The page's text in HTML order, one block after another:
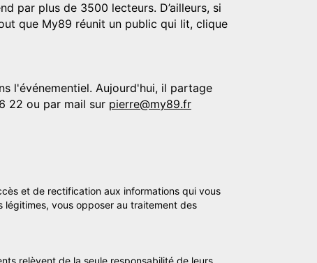
par plus de 3500 lecteurs. D’ailleurs, si
que My89 réunit un public qui lit, clique
l'événementiel. Aujourd'hui, il partage
22 ou par mail sur pierre@my89.fr
et de rectification aux informations qui vous
vous opposer au traitement des
relèvent de la seule responsabilité de leurs